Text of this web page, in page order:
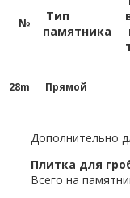
№
Тип
памятника
28m Прямой
Дополнительно
Плитка для
Всего на